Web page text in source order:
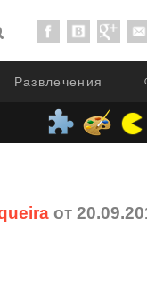
Развлечения
от